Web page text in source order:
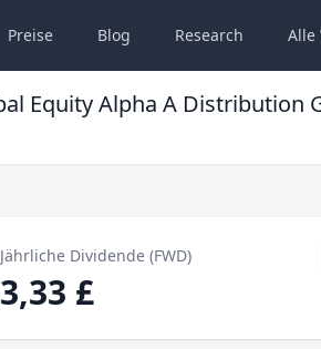
Preise Blog Research Alle
Equity Alpha A Distribution
Jährliche Dividende (FWD)
3,33 £